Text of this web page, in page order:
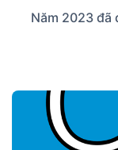
Năm 2023 đã